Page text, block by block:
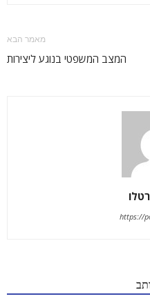
מאמר הבא
המצב המשפטי בנוגע ליצירות
https://